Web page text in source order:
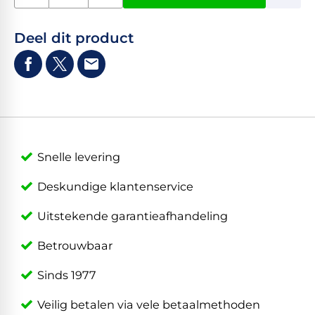
Deel dit product
Snelle levering
Deskundige klantenservice
Uitstekende garantieafhandeling
Betrouwbaar
Sinds 1977
Veilig betalen via vele betaalmethoden